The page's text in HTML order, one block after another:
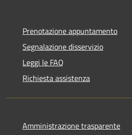
Prenotazione appuntamento
Segnalazione disservizio
Leggi le FAQ
Richiesta assistenza
Amministrazione trasparente